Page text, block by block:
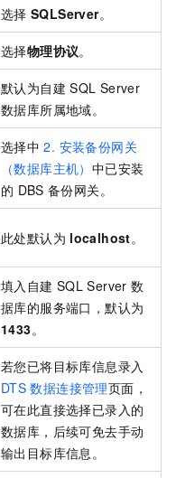
选择 SQLServer。
选择物理协议。
默认为自建 SQL Server
数据库所属地域。
选择中 2. 安装备份网关
（数据库主机） 中已安装
的 DBS 备份网关。
此处默认为 localhost。
填入自建 SQL Server 数
据库的服务端口，默认为
1433。
若您已将目标库信息录入
DTS 数据连接管理页面，
可在此直接选择已录入的
数据库，后续可免去手动
输出目标库信息。